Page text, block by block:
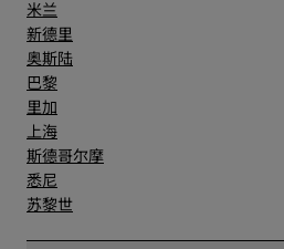
米兰
新德里
奥斯陆
巴黎
里加
上海
斯德哥尔摩
悉尼
苏黎世